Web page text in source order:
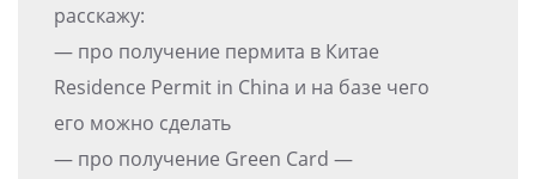
расскажу:
— про получение пермита в Китае
Residence Permit in China и на базе чего
его можно сделать
— про получение Green Card —